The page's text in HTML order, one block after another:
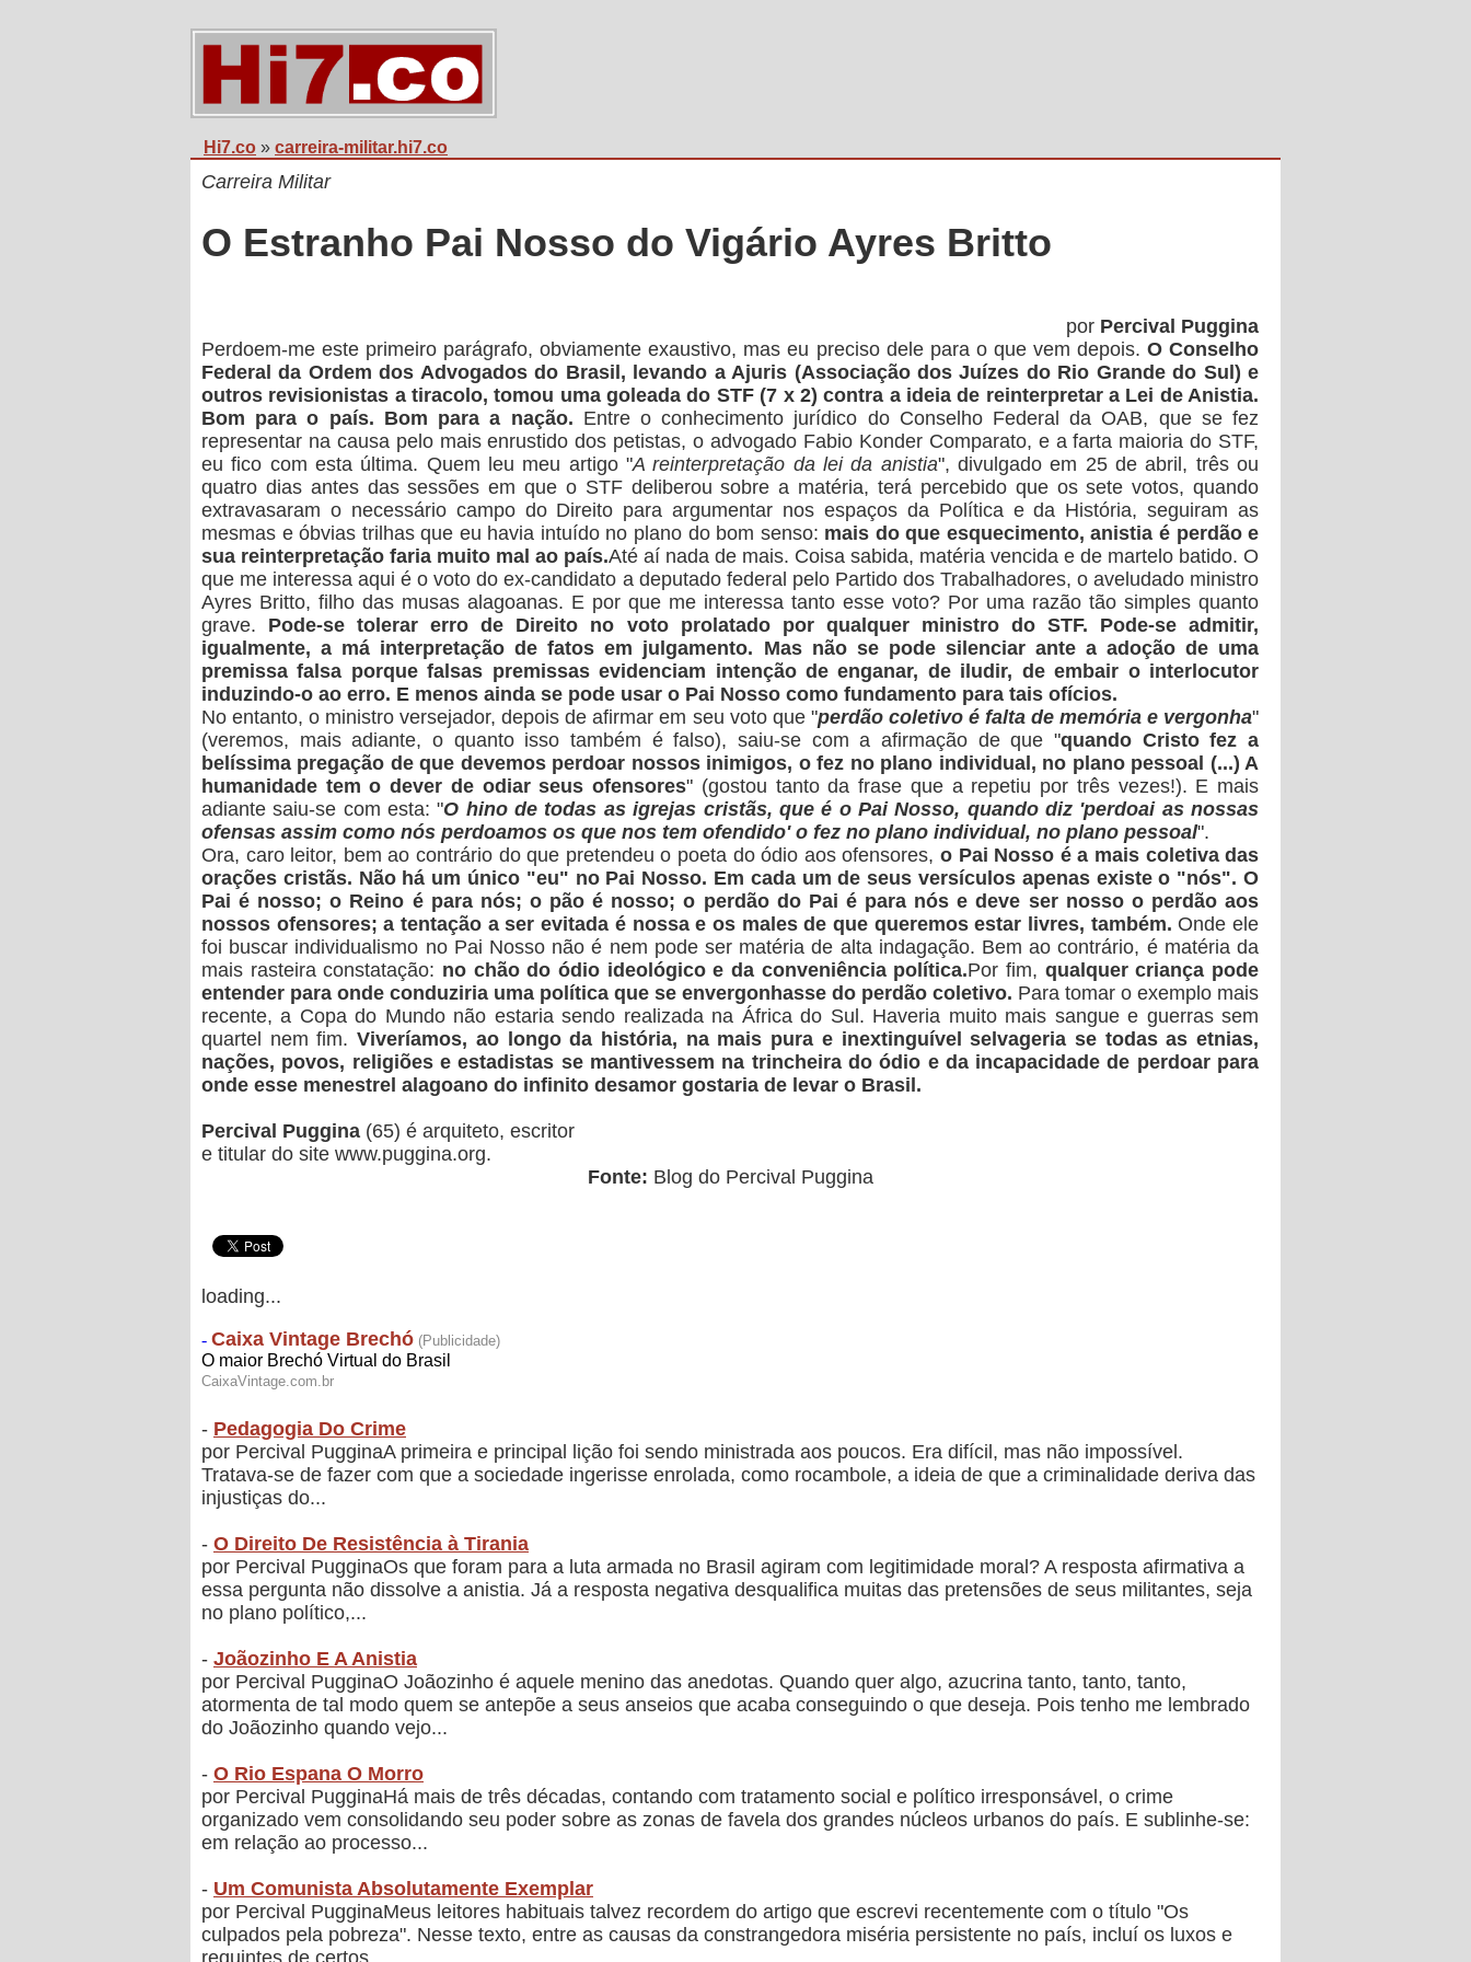
Hi7.co » carreira-militar.hi7.co
Carreira Militar
O Estranho Pai Nosso do Vigário Ayres Britto
por Percival Puggina
Perdoem-me este primeiro parágrafo, obviamente exaustivo, mas eu preciso dele para o que vem depois.O Conselho
Federal da Ordem dos Advogados do Brasil, levando a Ajuris (Associação dos Juízes do Rio Grande do Sul) e
outros revisionistas a tiracolo, tomou uma goleada do STF (7 x 2) contra a ideia de reinterpretar a Lei de Anistia.
Bom para o país. Bom para a nação. Entre o conhecimento jurídico do Conselho Federal da OAB, que se fez
representar na causa pelo mais enrustido dos petistas, o advogado Fabio Konder Comparato, e a farta maioria do STF,
eu fico com esta última. Quem leu meu artigo "A reinterpretação da lei da anistia", divulgado em 25 de abril, três ou
quatro dias antes das sessões em que o STF deliberou sobre a matéria, terá percebido que os sete votos, quando
extravasaram o necessário campo do Direito para argumentar nos espaços da Política e da História, seguiram as
mesmas e óbvias trilhas que eu havia intuído no plano do bom senso: mais do que esquecimento, anistia é perdão e
sua reinterpretação faria muito mal ao país.Até aí nada de mais. Coisa sabida, matéria vencida e de martelo batido. O
que me interessa aqui é o voto do ex-candidato a deputado federal pelo Partido dos Trabalhadores, o aveludado ministro
Ayres Britto, filho das musas alagoanas. E por que me interessa tanto esse voto? Por uma razão tão simples quanto
grave. Pode-se tolerar erro de Direito no voto prolatado por qualquer ministro do STF. Pode-se admitir,
igualmente, a má interpretação de fatos em julgamento. Mas não se pode silenciar ante a adoção de uma
premissa falsa porque falsas premissas evidenciam intenção de enganar, de iludir, de embair o interlocutor
induzindo-o ao erro. E menos ainda se pode usar o Pai Nosso como fundamento para tais ofícios.
No entanto, o ministro versejador, depois de afirmar em seu voto que "perdão coletivo é falta de memória e vergonha"
(veremos, mais adiante, o quanto isso também é falso), saiu-se com a afirmação de que "quando Cristo fez a
belíssima pregação de que devemos perdoar nossos inimigos, o fez no plano individual, no plano pessoal (...) A
humanidade tem o dever de odiar seus ofensores" (gostou tanto da frase que a repetiu por três vezes!). E mais
adiante saiu-se com esta: "O hino de todas as igrejas cristãs, que é o Pai Nosso, quando diz 'perdoai as nossas
ofensas assim como nós perdoamos os que nos tem ofendido' o fez no plano individual, no plano pessoal".
Ora, caro leitor, bem ao contrário do que pretendeu o poeta do ódio aos ofensores, o Pai Nosso é a mais coletiva das
orações cristãs. Não há um único "eu" no Pai Nosso. Em cada um de seus versículos apenas existe o "nós". O
Pai é nosso; o Reino é para nós; o pão é nosso; o perdão do Pai é para nós e deve ser nosso o perdão aos
nossos ofensores; a tentação a ser evitada é nossa e os males de que queremos estar livres, também. Onde ele
foi buscar individualismo no Pai Nosso não é nem pode ser matéria de alta indagação. Bem ao contrário, é matéria da
mais rasteira constatação: no chão do ódio ideológico e da conveniência política.Por fim, qualquer criança pode
entender para onde conduziria uma política que se envergonhasse do perdão coletivo. Para tomar o exemplo mais
recente, a Copa do Mundo não estaria sendo realizada na África do Sul. Haveria muito mais sangue e guerras sem
quartel nem fim.Viveríamos, ao longo da história, na mais pura e inextinguível selvageria se todas as etnias,
nações, povos, religiões e estadistas se mantivessem na trincheira do ódio e da incapacidade de perdoar para
onde esse menestrel alagoano do infinito desamor gostaria de levar o Brasil.
Percival Puggina (65) é arquiteto, escritor
e titular do site www.puggina.org.
Fonte: Blog do Percival Puggina
loading...
- Pedagogia Do Crime
por Percival PugginaA primeira e principal lição foi sendo ministrada aos poucos. Era difícil, mas não impossível.
Tratava-se de fazer com que a sociedade ingerisse enrolada, como rocambole, a ideia de que a criminalidade deriva das
injustiças do...
- O Direito De Resistência à Tirania
por Percival PugginaOs que foram para a luta armada no Brasil agiram com legitimidade moral? A resposta afirmativa a
essa pergunta não dissolve a anistia. Já a resposta negativa desqualifica muitas das pretensões de seus militantes, seja
no plano político,...
- Joãozinho E A Anistia
por Percival PugginaO Joãozinho é aquele menino das anedotas. Quando quer algo, azucrina tanto, tanto, tanto,
atormenta de tal modo quem se antepõe a seus anseios que acaba conseguindo o que deseja. Pois tenho me lembrado
do Joãozinho quando vejo...
- O Rio Espana O Morro
por Percival PugginaHá mais de três décadas, contando com tratamento social e político irresponsável, o crime
organizado vem consolidando seu poder sobre as zonas de favela dos grandes núcleos urbanos do país. E sublinhe-se:
em relação ao processo...
- Um Comunista Absolutamente Exemplar
por Percival PugginaMeus leitores habituais talvez recordem do artigo que escrevi recentemente com o título "Os
culpados pela pobreza". Nesse texto, entre as causas da constrangedora miséria persistente no país, incluí os luxos e